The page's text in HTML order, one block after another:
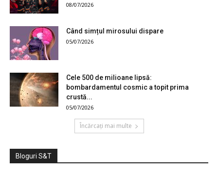
08/07/2026
Când simțul mirosului dispare
05/07/2026
Cele 500 de milioane lipsă:
bombardamentul cosmic a topit prima
crustă...
05/07/2026
Încărcați mai multe
Bloguri S&T